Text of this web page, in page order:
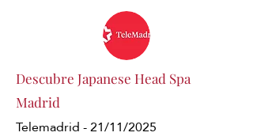
Descubre Japanese Head Spa
Madrid
Telemadrid - 21/11/2025